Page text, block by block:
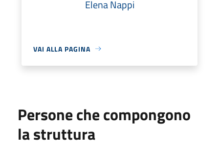
Elena Nappi
VAI ALLA PAGINA
Persone che compongono
la struttura